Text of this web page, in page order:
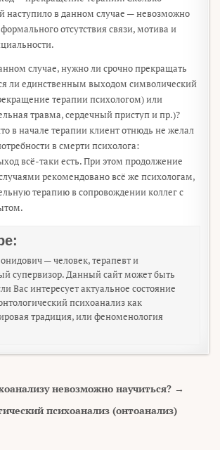
наступило в данном случае — невозможно
отсутствия связи, мотива и
случае, нужно ли срочно прекращать
ли единственным выходом символический
терапии психологом) или
травма, сердечный приступ и пр.)?
в начале терапии клиент отнюдь не желал
в смерти психолога:
всё-таки есть. При этом продолжение
рекомендовано всё же психологам,
терапию в сопровождении коллег с
— человек, терапевт и
супервизор. Данный сайт может быть
Вас интересует актуальное состояние
психоанализ как
традиция, или феноменология
по записям
невозможно научиться? →
психоанализ (онтоанализ)